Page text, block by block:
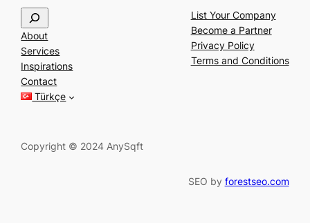
e
a
r
c
h
About
Services
Inspirations
Contact
Türkçe
List Your Company
Become a Partner
Privacy Policy
Terms and Conditions
Copyright © 2024 AnySqft
SEO by forestseo.com